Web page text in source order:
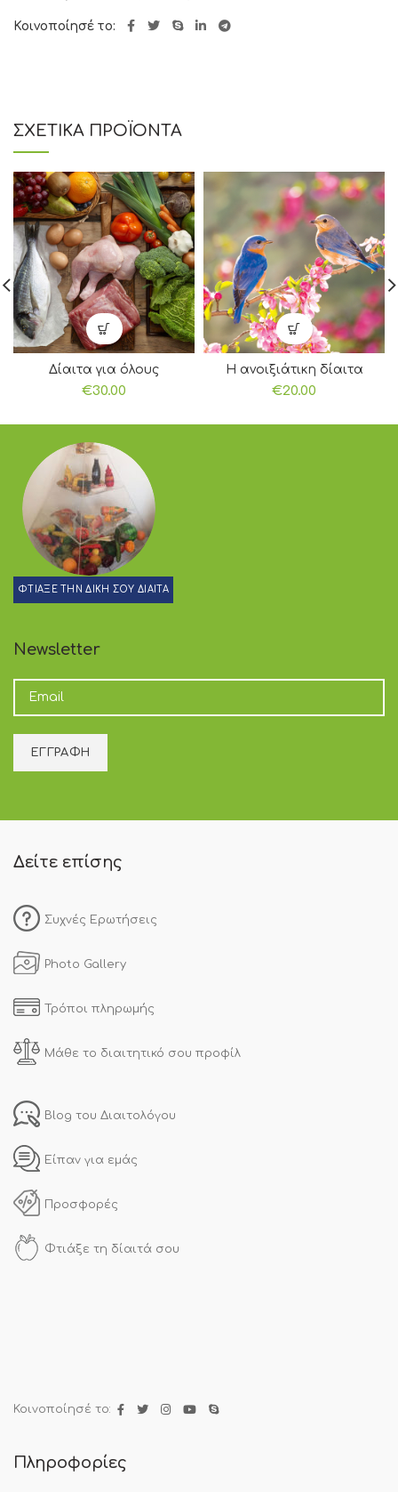
Κοινοποίησέ το:
ΣΧΕΤΙΚΑ ΠΡΟΪΟΝΤΑ
Δίαιτα για όλους
€30.00
Η ανοιξιάτικη δίαιτα
€20.00
ΦΤΙΑΞΕ ΤΗΝ ΔΙΚΗ ΣΟΥ ΔΙΑΙΤΑ
Newsletter
Δείτε επίσης
Συχνές Ερωτήσεις
Photo Gallery
Τρόποι πληρωμής
Μάθε το διαιτητικό σου προφίλ
Blog του Διαιτολόγου
Είπαν για εμάς
Προσφορές
Φτιάξε τη δίαιτά σου
Κοινοποίησέ το:
Πληροφορίες